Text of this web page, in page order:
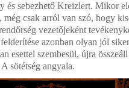
és sebezhető Kreizlert. Mikor
még csak arról van szó, hogy
vezetőjeként
azonban olyan jól
esettel szembesül, újra
sötétség angyala.